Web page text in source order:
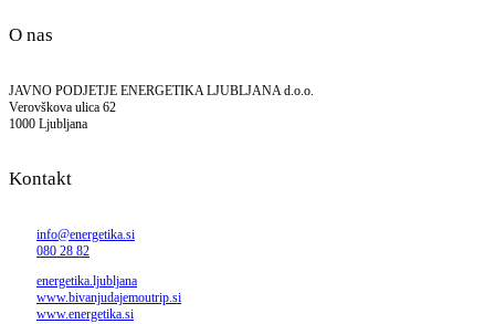
O nas
JAVNO PODJETJE ENERGETIKA LJUBLJANA d.o.o.
Verovškova ulica 62
1000 Ljubljana
Kontakt
info@energetika.si
080 28 82
energetika.ljubljana
www.bivanjudajemoutrip.si
www.energetika.si